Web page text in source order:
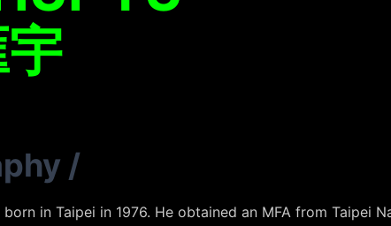
/
born in Taipei in 1976. He obtained an MFA from Taipei